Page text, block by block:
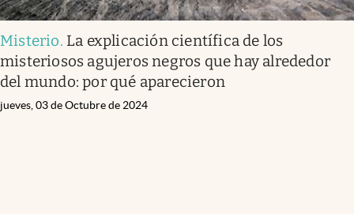
Misterio. La explicación científica de los
misteriosos agujeros negros que hay alrededor
del mundo: por qué aparecieron
jueves, 03 de Octubre de 2024